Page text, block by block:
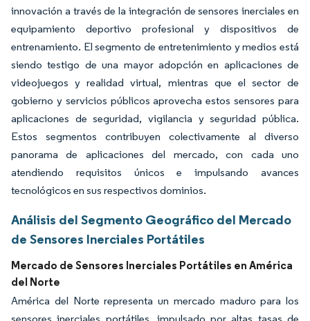
innovación a través de la integración de sensores inerciales en
equipamiento deportivo profesional y dispositivos de
entrenamiento. El segmento de entretenimiento y medios está
siendo testigo de una mayor adopción en aplicaciones de
videojuegos y realidad virtual, mientras que el sector de
gobierno y servicios públicos aprovecha estos sensores para
aplicaciones de seguridad, vigilancia y seguridad pública.
Estos segmentos contribuyen colectivamente al diverso
panorama de aplicaciones del mercado, con cada uno
atendiendo requisitos únicos e impulsando avances
tecnológicos en sus respectivos dominios.
Análisis del Segmento Geográfico del Mercado
de Sensores Inerciales Portátiles
Mercado de Sensores Inerciales Portátiles en América
del Norte
América del Norte representa un mercado maduro para los